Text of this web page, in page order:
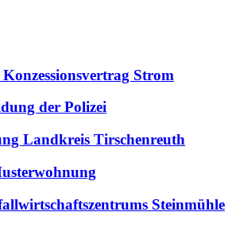
Strom
der Polizei
Landkreis Tirschenreuth
Steinmühle